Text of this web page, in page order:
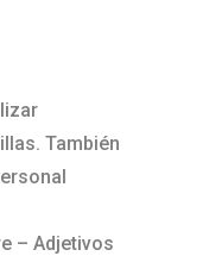
También
– Adjetivos